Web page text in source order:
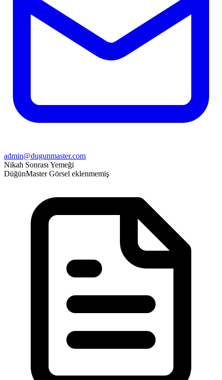
admin@dugunmaster.com
Nikah Sonrası Yemeği
DüğünMaster Görsel eklenmemiş